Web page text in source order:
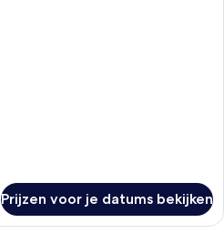
Prijzen voor je datums bekijken